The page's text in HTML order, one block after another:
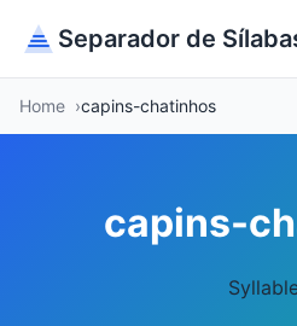
Separador de
Home capins-chatinhos
capins-